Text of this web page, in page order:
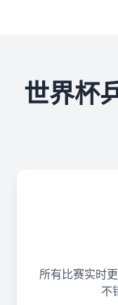
世界杯
所有比赛实时
不